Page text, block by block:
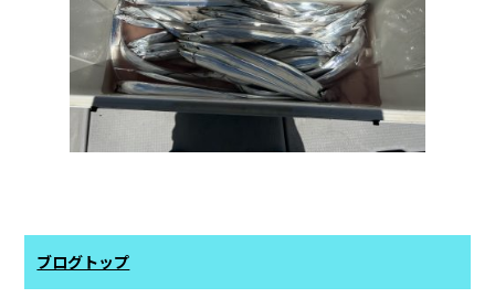
ブログトップ